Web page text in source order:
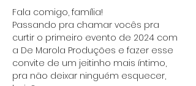
Fala comigo, família!
Passando pra chamar vocês pra
curtir o primeiro evento de 2024 com
a De Marola Produções e fazer esse
convite de um jeitinho mais íntimo,
pra não deixar ninguém esquecer,